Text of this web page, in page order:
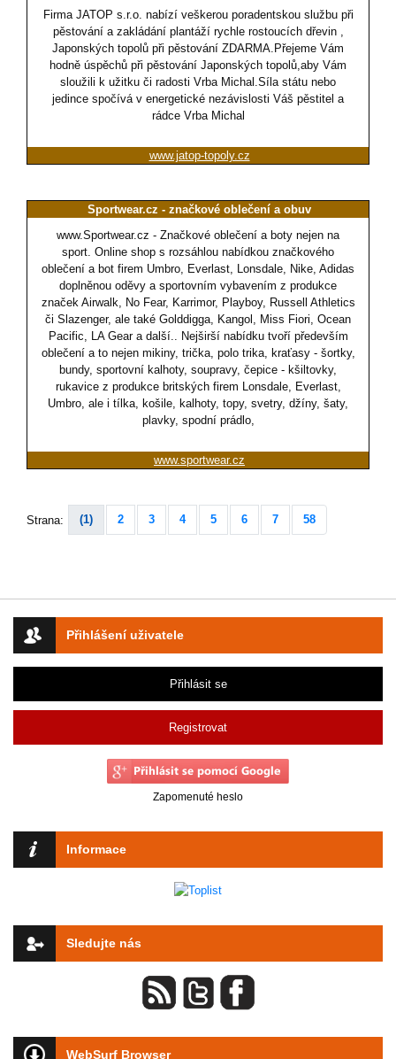
Přihlášení uživatele
Přihlásit se
Registrovat
Zapomenuté heslo
Informace
Sledujte nás
WebSurf Browser
Firma JATOP s.r.o. nabízí veškerou poradentskou službu při
pěstování a zakládání plantáží rychle rostoucích dřevin ,
Japonských topolů při pěstování ZDARMA.Přejeme Vám
hodně úspěchů při pěstování Japonských topolů,aby Vám
sloužili k užitku či radosti Vrba Michal.Síla státu nebo
jedince spočívá v energetické nezávislosti Váš pěstitel a
rádce Vrba Michal
www.jatop-topoly.cz
Sportwear.cz - značkové oblečení a obuv
www.Sportwear.cz - Značkové oblečení a boty nejen na
sport. Online shop s rozsáhlou nabídkou značkového
oblečení a bot firem Umbro, Everlast, Lonsdale, Nike, Adidas
doplněnou oděvy a sportovním vybavením z produkce
značek Airwalk, No Fear, Karrimor, Playboy, Russell Athletics
či Slazenger, ale také Golddigga, Kangol, Miss Fiori, Ocean
Pacific, LA Gear a další.. Nejširší nabídku tvoří především
oblečení a to nejen mikiny, trička, polo trika, kraťasy - šortky,
bundy, sportovní kalhoty, soupravy, čepice - kšiltovky,
rukavice z produkce britských firem Lonsdale, Everlast,
Umbro, ale i tílka, košile, kalhoty, topy, svetry, džíny, šaty,
plavky, spodní prádlo,
www.sportwear.cz
Strana: (1) 2 3 4 5 6 7 58